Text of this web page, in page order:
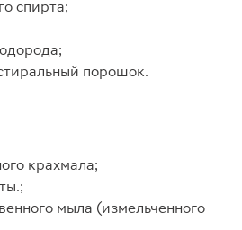
спирта;
порошок.
крахмала;
мыла (измельченного